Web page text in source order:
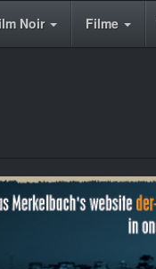
Noir Filme